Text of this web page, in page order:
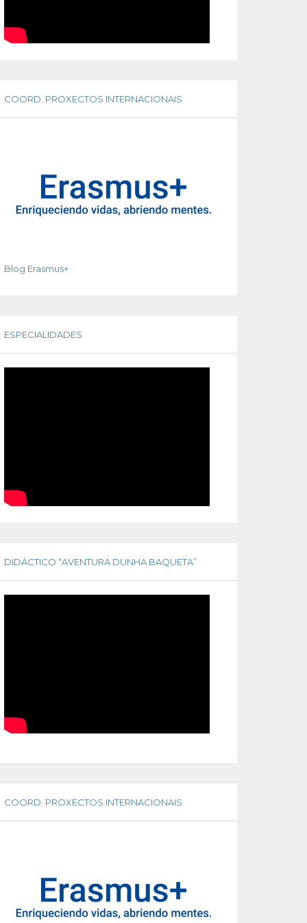
COORD. PROXECTOS INTERNACIONAIS
Blog Erasmus+
ESPECIALIDADES
DIDÁCTICO “AVENTURA DUNHA BAQUETA”
COORD. PROXECTOS INTERNACIONAIS